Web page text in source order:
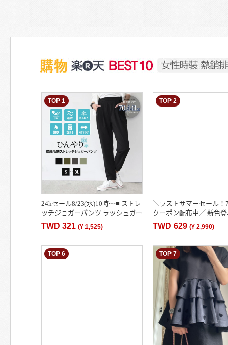
TOP 1
24hセール8/23(水)10時〜■ ストレ
ッチジョガーパンツ ラッシュガー
ドパンツ 水陸両用 レディース ジ
ョガーパンツ 接…
TWD 321 (¥ 1,525)
TOP 2
＼ラストサマーセール！
クーポン配布中／ 新色
いめ ハイウエスト テー
ンツ 春 レディース 当…
TWD 629(¥ 2,990)
TOP 6 TOP 7